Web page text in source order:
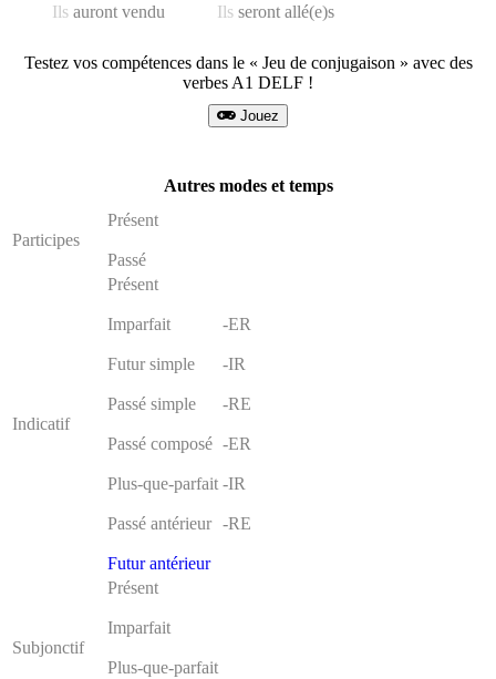
Ils auront vendu
Ils seront allé(e)s
Testez vos compétences dans le « Jeu de conjugaison » avec des
verbes A1 DELF !
Jouez
Autres modes et temps
Participes
Présent
Passé
Indicatif
Présent
Imparfait
Futur simple
Passé simple
Passé composé
Plus-que-parfait
Passé antérieur
Futur antérieur
-ER
-IR
-RE
-ER
-IR
-RE
Subjonctif
Présent
Imparfait
Plus-que-parfait